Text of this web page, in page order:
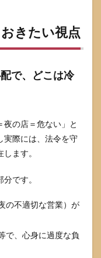
きたい視点
で、どこは冷
の店＝危ない」と
実際には、法令を守
ます。
です。
の不適切な営業）が
で、心身に過度な負